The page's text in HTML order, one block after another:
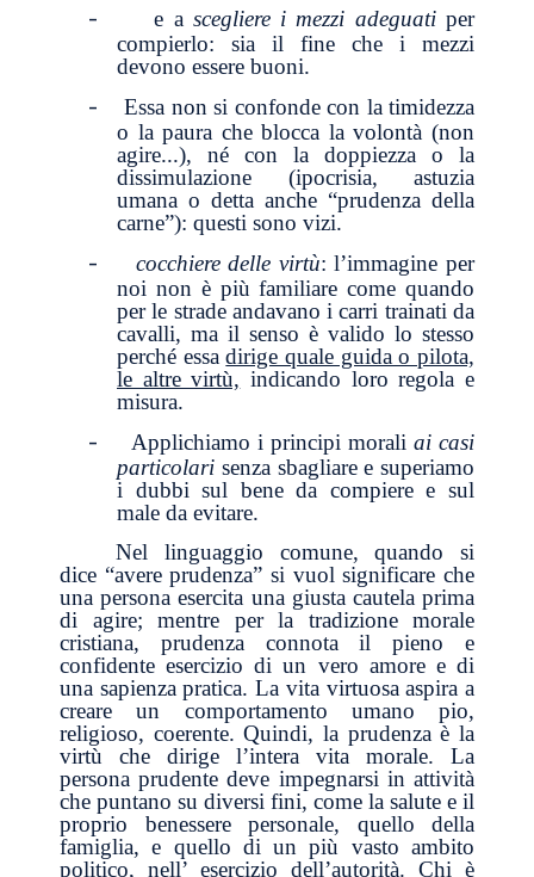
- e a scegliere i mezzi adeguatiper
compierlo: sia il fine che i mezzi
devono essere buoni.
-
Essa non si confonde con la timidezza
o la paura che blocca la volontà (non
agire...), né con la doppiezza o la
dissimulazione (ipocrisia, astuzia
umana o detta anche “prudenza della
carne”): questi sono vizi.
- cocchiere delle virtù: l’immagine per
noi non è più familiare come quando
per le strade andavano i carri trainati da
cavalli, ma il senso è valido lo stesso
perché essadirige quale guida o pilota,
le altre virtù, indicando loro regola e
misura.
- Applichiamo i principi morali ai casi
particolari senza sbagliare e superiamo
i dubbi sul bene da compiere e sul
male da evitare.
Nel linguaggio comune, quando si
dice “avere prudenza” si vuol significare che
una persona esercita una giusta cautela prima
di agire; mentre per la tradizione morale
cristiana, prudenza connota il pieno e
confidente esercizio di un vero amore e di
una sapienza pratica. La vita virtuosa aspira a
creare un comportamento umano pio,
religioso, coerente. Quindi, la prudenza è la
virtù che dirige l’intera vita morale. La
persona prudente deve impegnarsi in attività
che puntano su diversi fini, come la salute e il
proprio benessere personale, quello della
famiglia, e quello di un più vasto ambito
politico, nell’ esercizio dell’autorità. Chi è